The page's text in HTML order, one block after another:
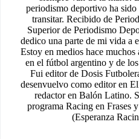
periodismo deportivo ha
transitar. Recibido de
Superior de Periodismo
dedico una parte de mi vida a
Estoy en medios hace muchos
en el fútbol argentino y de
Fui editor de Dosis
desenvuelvo como editor en
redactor en Balón Latino.
programa Racing en Frases
(Esperanza